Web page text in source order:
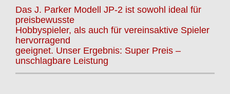
Das J. Parker Modell JP-2 ist sowohl ideal für
preisbewusste
Hobbyspieler, als auch für vereinsaktive Spieler
hervorragend
geeignet. Unser Ergebnis: Super Preis –
unschlagbare Leistung